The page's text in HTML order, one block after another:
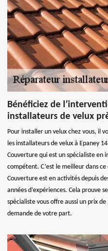
Bénéficiez de
installateurs de velux
Pour installer un velux chez vous, il
les installateurs de velux à Epaney
Couverture qui est un spécialiste en
compétent. C’est le meilleur dans
Couverture est en activités depuis
années d’expériences. Cela prouve
spécialiste vous offre aussi un prix
demande de votre part.